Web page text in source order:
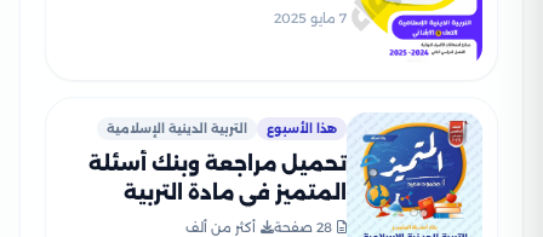
الثاني 2025 PDF بالاجابات
7 مايو 2025
هذا الأسبوع التربية الدينية الإسلامية
تحميل مراجعة وبنك أسئلة
المتميز في مادة التربية
الدينية الاسلامية للصف
28 صفحة
أكثر من ألف